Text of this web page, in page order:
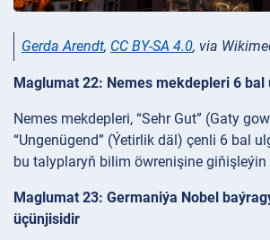
Gerda Arendt, CC BY-SA 4.0, via
Maglumat 22: Nemes mekdepleri 6 bal
Nemes mekdepleri, “Sehr Gut” (Gaty
“Ungenügend” (Ýetirlik däl) çenli 6 bal
bu talyplaryň bilim öwrenişine giňişleýin
Maglumat 23: Germaniýa Nobel
üçünjisidir